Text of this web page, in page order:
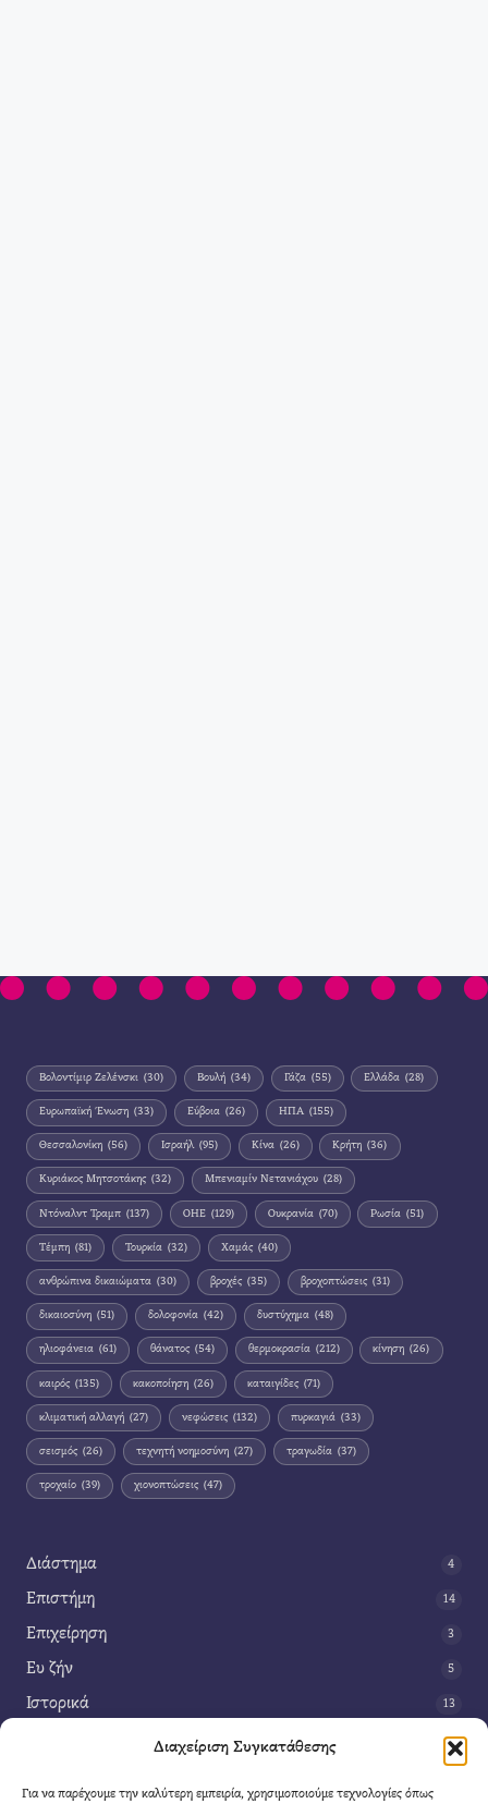
Διαχείριση Συγκατάθεσης
Για να παρέχουμε την καλύτερη εμπειρία, χρησιμοποιούμε τεχνολογίες όπως
Βολοντίμιρ Ζελένσκι (30) Βουλή (34) Γάζα (55) Ελλάδα (28)
Ευρωπαϊκή Ένωση (33) Εύβοια (26) ΗΠΑ (155)
Θεσσαλονίκη (56) Ισραήλ (95) Κίνα (26) Κρήτη (36)
Κυριάκος Μητσοτάκης (32) Μπενιαμίν Νετανιάχου (28)
Ντόναλντ Τραμπ (137) ΟΗΕ (129) Ουκρανία (70) Ρωσία (51)
Τέμπη (81) Τουρκία (32) Χαμάς (40)
ανθρώπινα δικαιώματα (30) βροχές (35) βροχοπτώσεις (31)
δικαιοσύνη (51) δολοφονία (42) δυστύχημα (48)
ηλιοφάνεια (61) θάνατος (54) θερμοκρασία (212) κίνηση (26)
καιρός (135) κακοποίηση (26) καταιγίδες (71)
κλιματική αλλαγή (27) νεφώσεις (132) πυρκαγιά (33)
σεισμός (26) τεχνητή νοημοσύνη (27) τραγωδία (37)
τροχαίο (39) χιονοπτώσεις (47)
Διάστημα 4
Επιστήμη 14
Επιχείρηση 3
Ευ ζήν 5
Ιστορικά 13
42